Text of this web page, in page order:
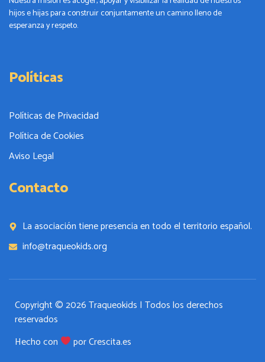
hijos e hijas para construir conjuntamente un camino lleno de
esperanza y respeto.
Políticas
Políticas de Privacidad
Política de Cookies
Aviso Legal
Contacto
La asociación tiene presencia en todo el territorio español.
info@traqueokids.org
Copyright © 2026 Traqueokids | Todos los derechos
reservados
Hecho con
por Crescita.es